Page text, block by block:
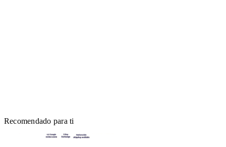
Recomendado para ti